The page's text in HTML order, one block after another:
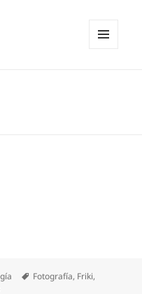
Etiquetas
Fotografí­a, Friki,
en Conectado